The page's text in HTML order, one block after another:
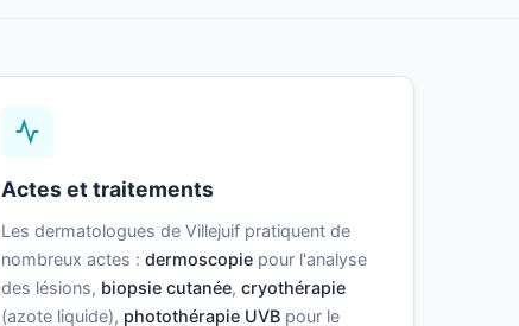
Actes et traitements
Les dermatologues de Villejuif pratiquent de
nombreux actes : dermoscopiepour l'analyse
des lésions, biopsie cutanée, cryothérapie
(azote liquide), photothérapie UVBpour le